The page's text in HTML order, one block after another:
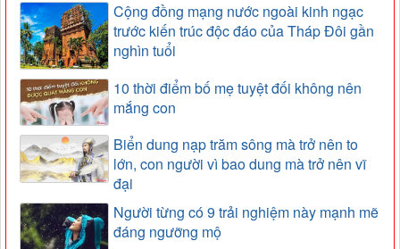
Cộng đồng mạng nước ngoài kinh ngạc
trước kiến trúc độc đáo của Tháp Đôi gần
nghìn tuổi
10 thời điểm bố mẹ tuyệt đối không nên
mắng con
Biển dung nạp trăm sông mà trở nên to
lớn, con người vì bao dung mà trở nên vĩ
đại
Người từng có 9 trải nghiệm này mạnh mẽ
đáng ngưỡng mộ